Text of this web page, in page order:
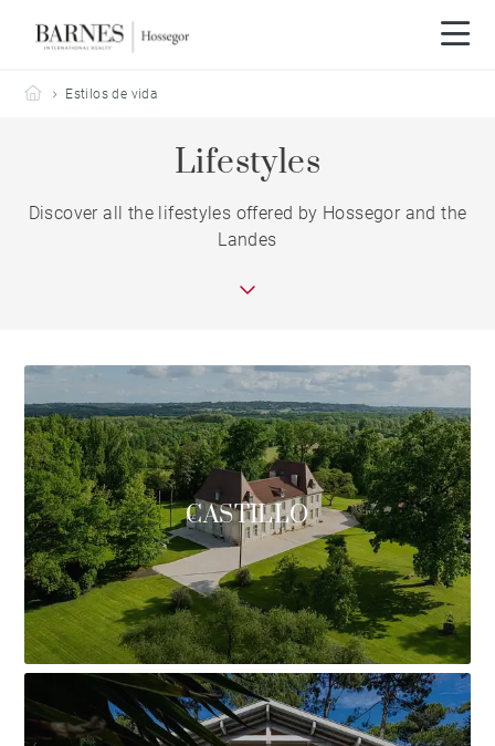
Barnes Hossegor
Estilos de vida
Lifestyles
Discover all the lifestyles offered by Hossegor and the
Landes
CASTILLO